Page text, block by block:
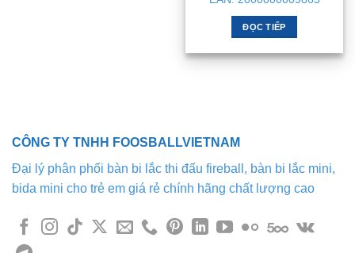
là:
2tr850 .
tại
ĐỌC TIẾP
CÔNG TY TNHH FOOSBALLVIETNAM
Đại lý phân phối bàn bi lắc thi đấu fireball, bàn bi lắc mini,
bida mini cho trẻ em giá rẻ chính hãng chất lượng cao